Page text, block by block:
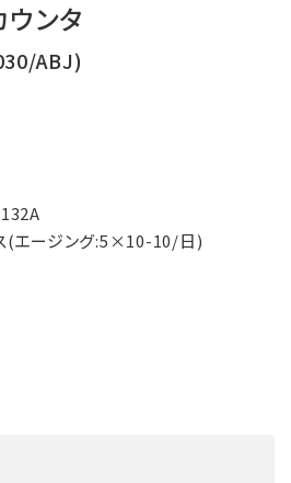
ンタ
ABJ)
(エージング:5×10-10/日)